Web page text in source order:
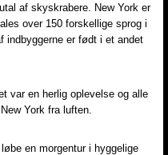
af skyskrabere. New York er
over 150 forskellige sprog i
indbyggerne er født i et andet
var en herlig oplevelse og alle
York fra luften.
en morgentur i hyggelige